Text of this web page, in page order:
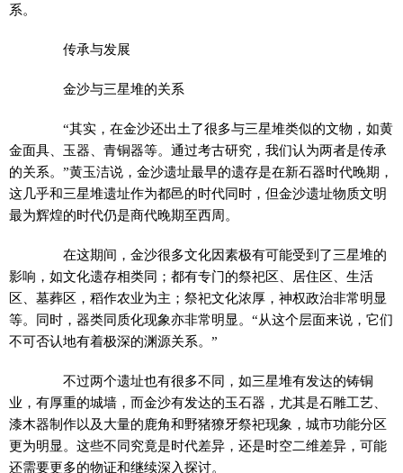
系。
传承与发展
金沙与三星堆的关系
“其实，在金沙还出土了很多与三星堆类似的文物，如黄
金面具、玉器、青铜器等。通过考古研究，我们认为两者是传承
的关系。”黄玉洁说，金沙遗址最早的遗存是在新石器时代晚期，
这几乎和三星堆遗址作为都邑的时代同时，但金沙遗址物质文明
最为辉煌的时代仍是商代晚期至西周。
在这期间，金沙很多文化因素极有可能受到了三星堆的
影响，如文化遗存相类同；都有专门的祭祀区、居住区、生活
区、墓葬区，稻作农业为主；祭祀文化浓厚，神权政治非常明显
等。同时，器类同质化现象亦非常明显。“从这个层面来说，它们
不可否认地有着极深的渊源关系。”
不过两个遗址也有很多不同，如三星堆有发达的铸铜
业，有厚重的城墙，而金沙有发达的玉石器，尤其是石雕工艺、
漆木器制作以及大量的鹿角和野猪獠牙祭祀现象，城市功能分区
更为明显。这些不同究竟是时代差异，还是时空二维差异，可能
还需要更多的物证和继续深入探讨。